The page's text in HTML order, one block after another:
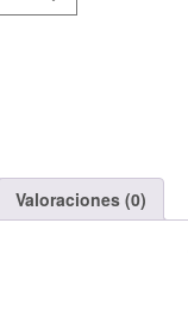
Valoraciones (0)